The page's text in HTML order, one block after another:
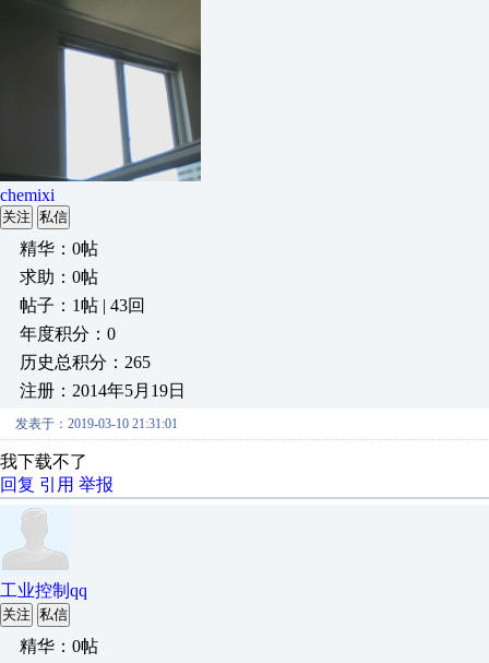
chemixi
关注 私信
精华：0帖
求助：0帖
帖子：1帖 | 43回
年度积分：0
历史总积分：265
注册：2014年5月19日
发表于：2019-03-10 21:31:01
我下载不了
回复 引用 举报
工业控制qq
关注 私信
精华：0帖